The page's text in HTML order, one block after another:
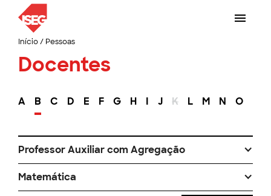
Início/ Pessoas
Docentes
A B C D E F G H I J K L M N O
Professor Auxiliar com Agregação
Matemática